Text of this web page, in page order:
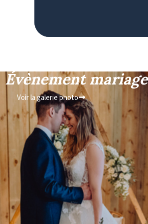
Évènement mariage
Voir la galerie photo